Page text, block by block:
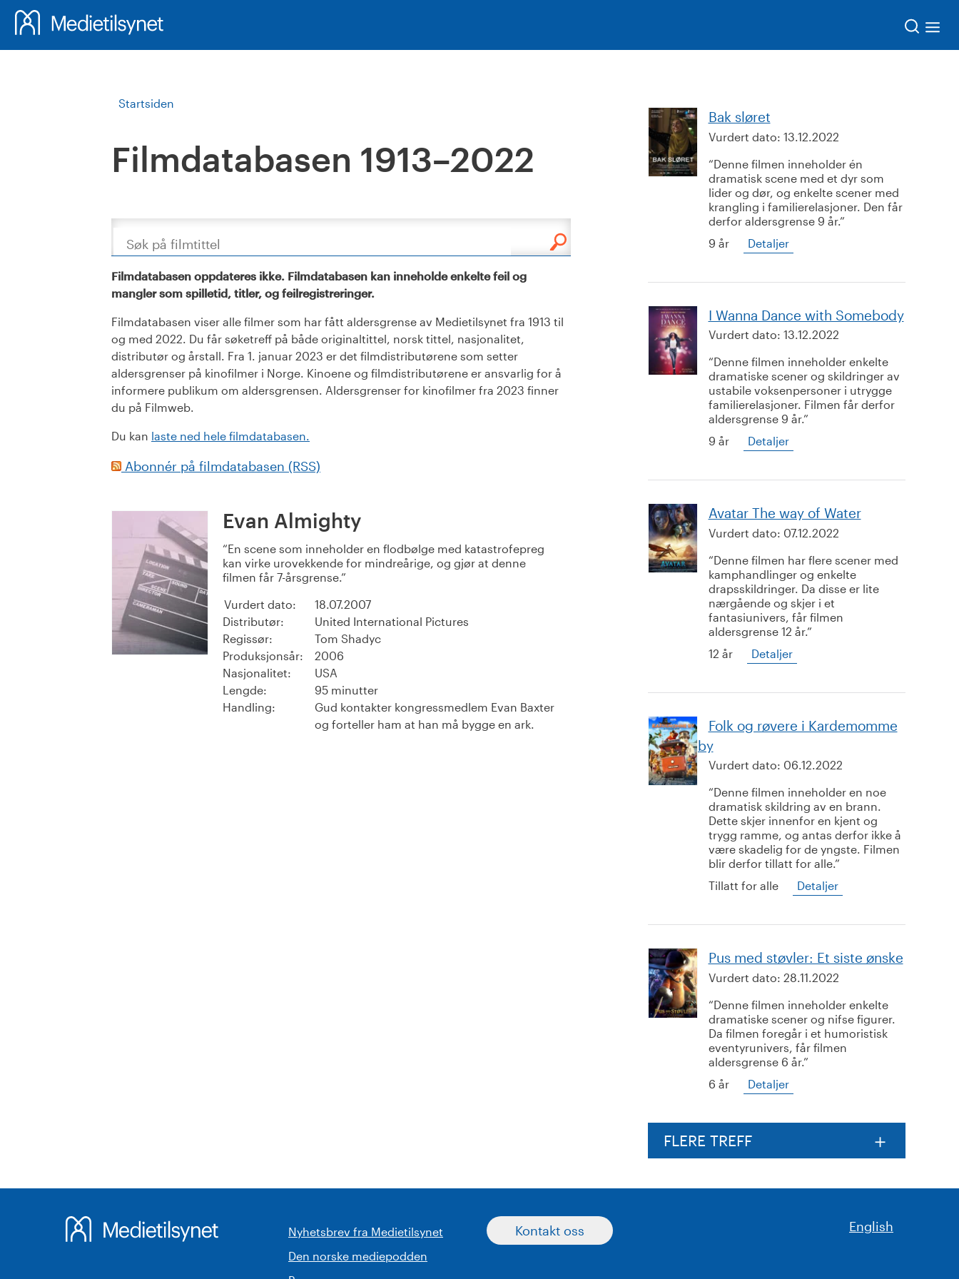
Startsiden
Filmdatabasen 1913–2022
Søk
Filmdatabasen oppdateres ikke. Filmdatabasen kan inneholde enkelte feil og
mangler som spilletid, titler, og feilregistreringer.
Filmdatabasen viser alle filmer som har fått aldersgrense av Medietilsynet fra 1913 til
og med 2022. Du får søketreff på både originaltittel, norsk tittel, nasjonalitet,
distributør og årstall. Fra 1. januar 2023 er det filmdistributørene som setter
aldersgrenser på kinofilmer i Norge. Kinoene og filmdistributørene er ansvarlig for å
informere publikum om aldersgrensen. Aldersgrenser for kinofilmer fra 2023 finner
du på Filmweb.
Du kan laste ned hele filmdatabasen.
Abonnér på filmdatabasen (RSS)
Evan Almighty
En scene som inneholder en flodbølge med katastrofepreg
kan virke urovekkende for mindreårige, og gjør at denne
filmen får 7-årsgrense.
Vurdert dato:
18.07.2007
Distributør:
United International Pictures
Regissør:
Tom Shadyc
Produksjonsår:
2006
Nasjonalitet:
USA
Lengde:
95 minutter
Handling:
Gud kontakter kongressmedlem Evan Baxter
og forteller ham at han må bygge en ark.
Bak sløret
Vurdert dato: 13.12.2022
Denne filmen inneholder én
dramatisk scene med et dyr som
lider og dør, og enkelte scener med
krangling i familierelasjoner. Den får
derfor aldersgrense 9 år.
9 år
Detaljer
I Wanna Dance with Somebody
Vurdert dato: 13.12.2022
Denne filmen inneholder enkelte
dramatiske scener og skildringer av
ustabile voksenpersoner i utrygge
familierelasjoner. Filmen får derfor
aldersgrense 9 år.
9 år
Detaljer
Avatar The way of Water
Vurdert dato: 07.12.2022
Denne filmen har flere scener med
kamphandlinger og enkelte
drapsskildringer. Da disse er lite
nærgående og skjer i et
fantasiunivers, får filmen
aldersgrense 12 år.
12 år
Detaljer
Folk og røvere i Kardemomme
by
Vurdert dato: 06.12.2022
Denne filmen inneholder en noe
dramatisk skildring av en brann.
Dette skjer innenfor en kjent og
trygg ramme, og antas derfor ikke å
være skadelig for de yngste. Filmen
blir derfor tillatt for alle.
Tillatt for alle
Detaljer
Pus med støvler: Et siste ønske
Vurdert dato: 28.11.2022
Denne filmen inneholder enkelte
dramatiske scener og nifse figurer.
Da filmen foregår i et humoristisk
eventyrunivers, får filmen
aldersgrense 6 år.
6 år
Detaljer
FLERE TREFF
Nyhetsbrev fra Medietilsynet
Den norske mediepodden
Kontakt oss English